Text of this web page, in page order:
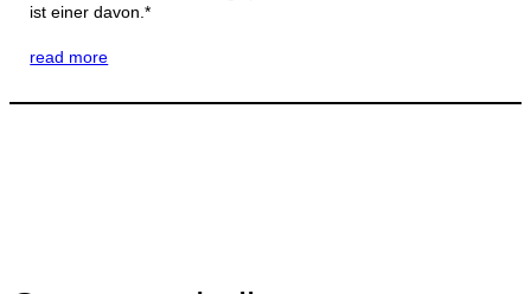
ist einer davon.*
read more